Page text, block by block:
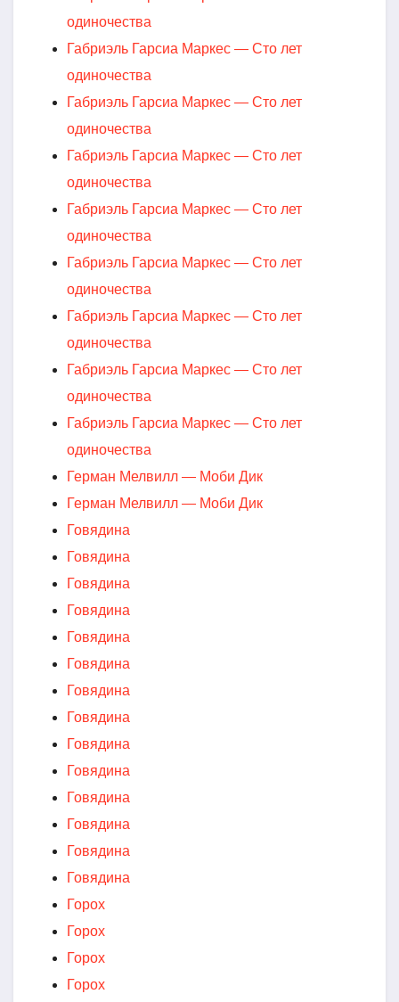
одиночества
Габриэль Гарсиа Маркес — Сто лет
одиночества
Габриэль Гарсиа Маркес — Сто лет
одиночества
Габриэль Гарсиа Маркес — Сто лет
одиночества
Габриэль Гарсиа Маркес — Сто лет
одиночества
Габриэль Гарсиа Маркес — Сто лет
одиночества
Габриэль Гарсиа Маркес — Сто лет
одиночества
Габриэль Гарсиа Маркес — Сто лет
одиночества
Габриэль Гарсиа Маркес — Сто лет
одиночества
Герман Мелвилл — Моби Дик
Герман Мелвилл — Моби Дик
Говядина
Говядина
Говядина
Говядина
Говядина
Говядина
Говядина
Говядина
Говядина
Говядина
Говядина
Говядина
Говядина
Говядина
Горох
Горох
Горох
Горох